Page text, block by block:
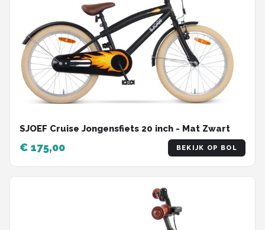
SJOEF Cruise Jongensfiets 20 inch - Mat Zwart
€ 175,00 BEKIJK OP BOL